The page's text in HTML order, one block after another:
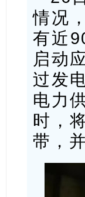
情况
有近
启动
过发
电力
时，
带，